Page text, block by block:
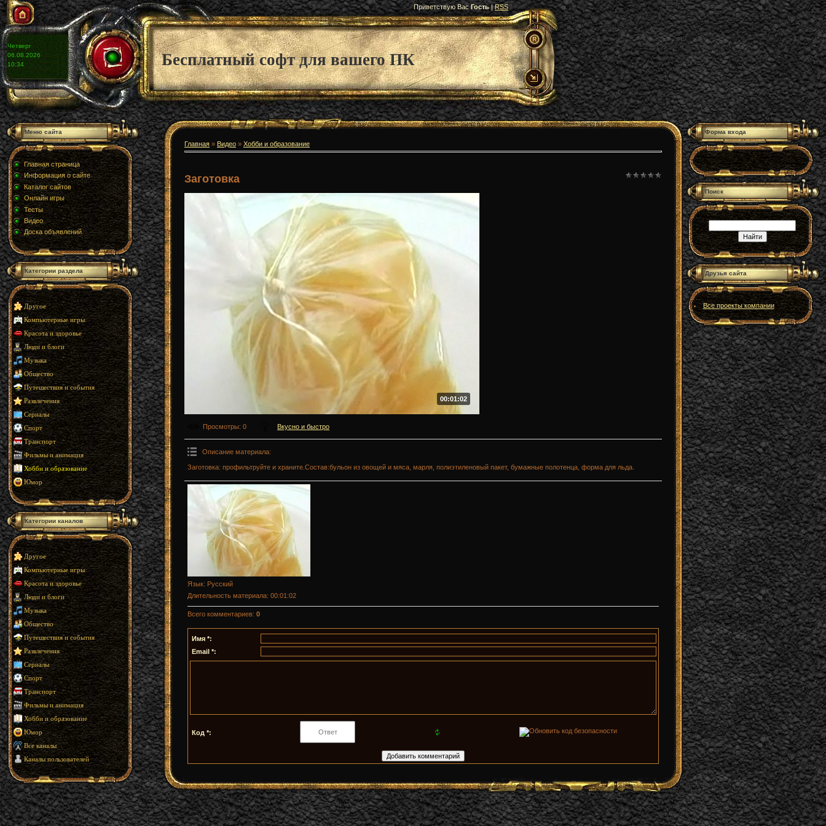
Приветствую Вас Гость|RSS
Четверг
06.08.2026
10:34
Бесплатный софт для вашего ПК
Меню сайта
Главная страница
Информация о сайте
Каталог сайтов
Онлайн игры
Тесты
Видео
Доска объявлений
Категории раздела
Другое
Компьютерные игры
Красота и здоровье
Люди и блоги
Музыка
Общество
Путешествия и события
Развлечения
Сериалы
Спорт
Транспорт
Фильмы и анимация
Хобби и образование
Юмор
Категории каналов
Другое
Компьютерные игры
Красота и здоровье
Люди и блоги
Музыка
Общество
Путешествия и события
Развлечения
Сериалы
Спорт
Транспорт
Фильмы и анимация
Хобби и образование
Юмор
Все каналы
Каналы пользователей
Главная » Видео » Хобби и образование
Заготовка
00:01:02
Просмотры: 0 Вкусно и быстро
Описание материала:
Заготовка: профильтруйте и храните.Состав:бульон из овощей и мяса, марля, полиэтиленовый пакет, бумажные полотенца, форма для льда.
Язык: Русский
Длительность материала: 00:01:02
Всего комментариев: 0
Имя *:
Email *:
Код *:
Форма входа
Поиск
Друзья сайта
Все проекты компании